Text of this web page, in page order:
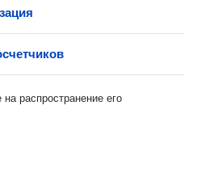
распространение его